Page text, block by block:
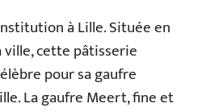
à Lille. Située en
cette pâtisserie
pour sa gaufre
La gaufre Meert, fine et